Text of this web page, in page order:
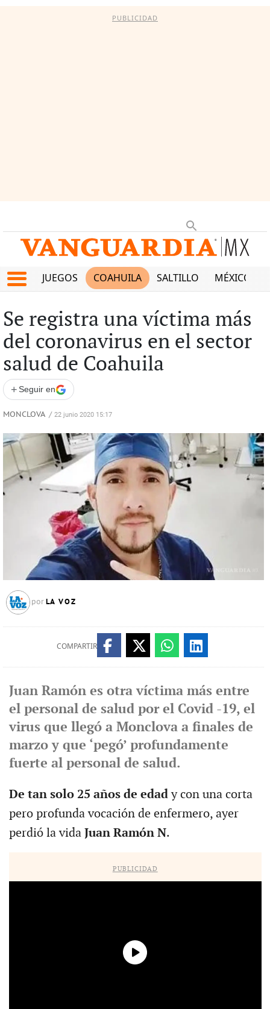
PUBLICIDAD
JUEGOS COAHUILA SALTILLO MÉXICO
Se registra una víctima más
del coronavirus en el sector
salud de Coahuila
+ Seguir en
MONCLOVA / 22 junio 2020 15:17
por LA VOZ
COMPARTIR
Juan Ramón es otra víctima más entre
el personal de salud por el Covid -19, el
virus que llegó a Monclova a finales de
marzo y que ‘pegó’ profundamente
fuerte al personal de salud.
De tan solo 25 años de edady con una corta
pero profunda vocación de enfermero, ayer
perdió la vida Juan Ramón N.
PUBLICIDAD